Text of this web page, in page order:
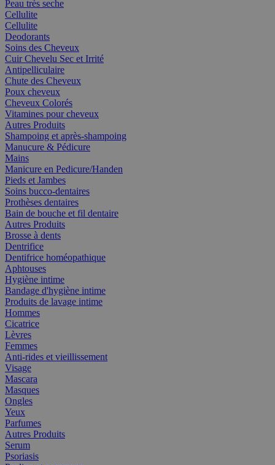
Peau très seche
Cellulite
Cellulite
Deodorants
Soins des Cheveux
Cuir Chevelu Sec et Irrité
Antipelliculaire
Chute des Cheveux
Poux cheveux
Cheveux Colorés
Vitamines pour cheveux
Autres Produits
Shampoing et après-shampoing
Manucure & Pédicure
Mains
Manicure en Pedicure/Handen
Pieds et Jambes
Soins bucco-dentaires
Prothèses dentaires
Bain de bouche et fil dentaire
Autres Produits
Brosse à dents
Dentrifice
Dentifrice homéopathique
Aphtouses
Hygiène intime
Bandage d'hygiène intime
Produits de lavage intime
Hommes
Cicatrice
Lèvres
Femmes
Anti-rides et vieillissement
Visage
Mascara
Masques
Ongles
Yeux
Parfumes
Autres Produits
Serum
Psoriasis